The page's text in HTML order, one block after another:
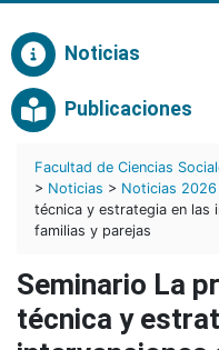
Noticias
Publicaciones
Facultad de Ciencias
> Noticias > Noticias 2026
técnica y estrategia en las
familias y parejas
Seminario La
técnica y